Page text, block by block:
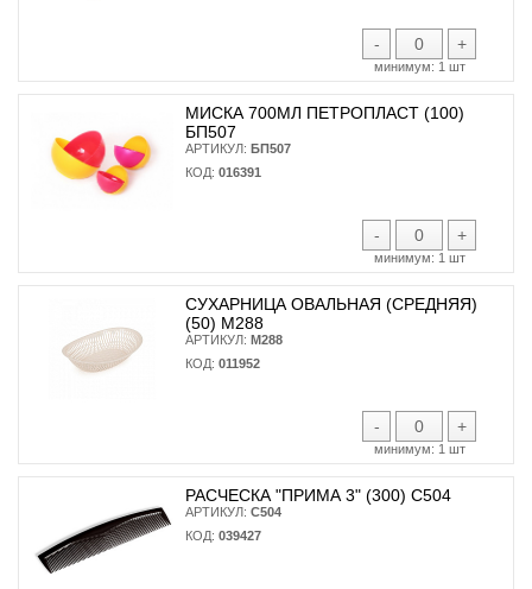
- +
минимум: 1 шт
МИСКА 700МЛ ПЕТРОПЛАСТ (100)
БП507
АРТИКУЛ: БП507
КОД: 016391
- +
минимум: 1 шт
СУХАРНИЦА ОВАЛЬНАЯ (СРЕДНЯЯ)
(50) М288
АРТИКУЛ: М288
КОД: 011952
- +
минимум: 1 шт
РАСЧЕСКА "ПРИМА 3" (300) С504
АРТИКУЛ: С504
КОД: 039427